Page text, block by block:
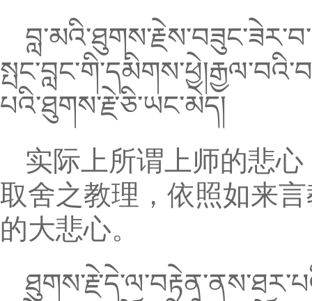
པའི་ཐུགས་རྗེ་ཅི་ཡང་མེད།
实际上所谓上师的悲
取舍之教理，依照如来
的大悲心。